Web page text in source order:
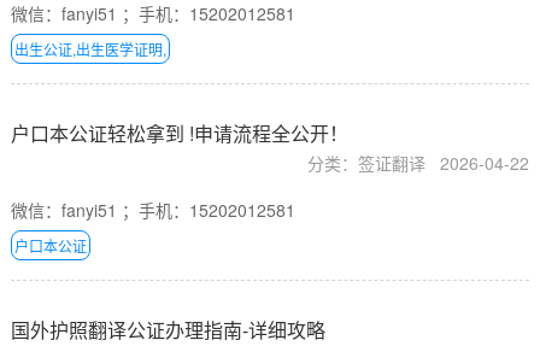
微信：fanyi51 ；手机：15202012581
出生公证,出生医学证明,
户口本公证轻松拿到 !申请流程全公开！
分类：签证翻译
2026-04-22
微信：fanyi51 ；手机：15202012581
户口本公证
国外护照翻译公证办理指南-详细攻略